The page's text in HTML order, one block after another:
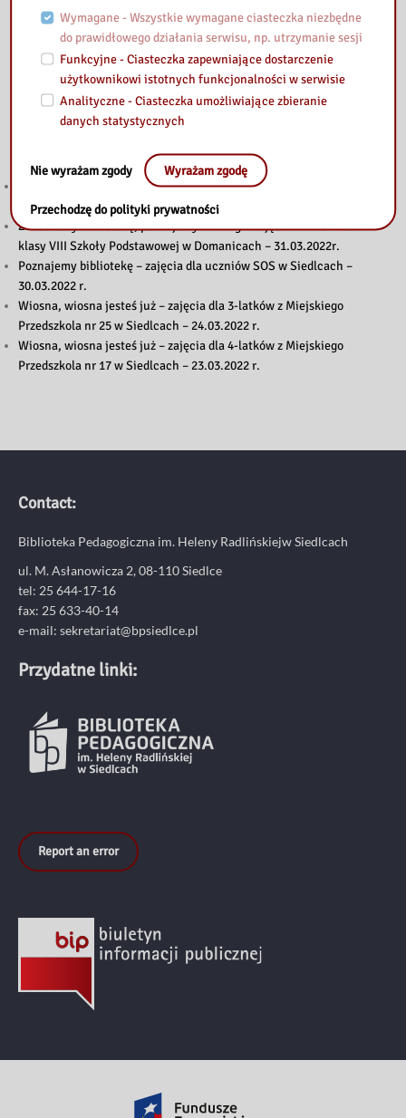
Teakrzyk kamishibai – zajęcia dla uczniów ze Szkoły Podstawowej nr
6 w Siedlcach – 05.04.2022r.
Zwiedzamy bibliotekę, poznajemy katalog – zajęcia dla uczniów
klasy VIII Szkoły Podstawowej w Domanicach – 31.03.2022r.
Poznajemy bibliotekę – zajęcia dla uczniów SOS w Siedlcach –
30.03.2022 r.
Wiosna, wiosna jesteś już – zajęcia dla 3-latków z Miejskiego
Przedszkola nr 25 w Siedlcach – 24.03.2022 r.
Wiosna, wiosna jesteś już – zajęcia dla 4-latków z Miejskiego
Przedszkola nr 17 w Siedlcach – 23.03.2022 r.
Contact:
Biblioteka Pedagogiczna im. Heleny Radlińskiejw Siedlcach
ul. M. Asłanowicza 2, 08-110 Siedlce
tel: 25 644-17-16
fax: 25 633-40-14
e-mail: sekretariat@bpsiedlce.pl
Przydatne linki:
Report an error
Wymagane - Wszystkie wymagane ciasteczka niezbędne
do prawidłowego działania serwisu, np. utrzymanie sesji
Funkcyjne - Ciasteczka zapewniające dostarczenie
użytkownikowi istotnych funkcjonalności w serwisie
Analityczne - Ciasteczka umożliwiające zbieranie
danych statystycznych
Nie wyrażam zgody Wyrażam zgodę
Przechodzę do polityki prywatności